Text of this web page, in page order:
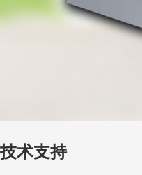
技术支持